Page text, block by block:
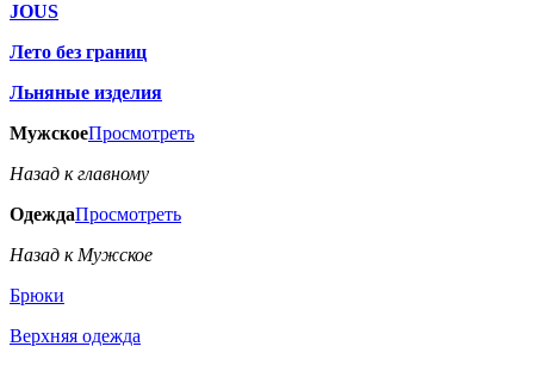
JOUS
Лето без границ
Льняные изделия
МужскоеПросмотреть
Назад к главному
ОдеждаПросмотреть
Назад к Мужское
Брюки
Верхняя одежда